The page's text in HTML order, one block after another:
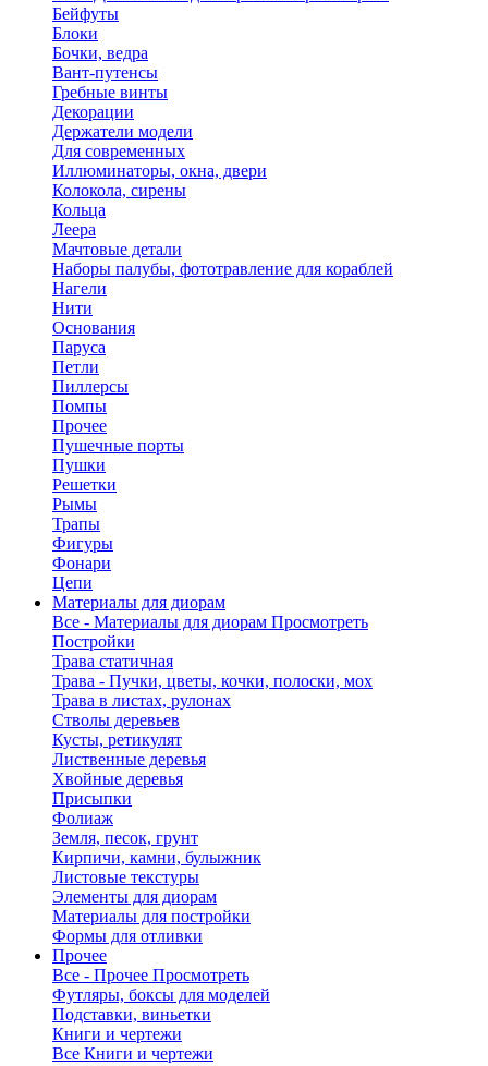
Бейфуты
Блоки
Бочки, ведра
Вант-путенсы
Гребные винты
Декорации
Держатели модели
Для современных
Иллюминаторы, окна, двери
Колокола, сирены
Кольца
Леера
Мачтовые детали
Наборы палубы, фототравление для кораблей
Нагели
Нити
Основания
Паруса
Петли
Пиллерсы
Помпы
Прочее
Пушечные порты
Пушки
Решетки
Рымы
Трапы
Фигуры
Фонари
Цепи
Материалы для диорам
Все - Материалы для диорам Просмотреть
Постройки
Трава статичная
Трава - Пучки, цветы, кочки, полоски, мох
Трава в листах, рулонах
Стволы деревьев
Кусты, ретикулят
Лиственные деревья
Хвойные деревья
Присыпки
Фолиаж
Земля, песок, грунт
Кирпичи, камни, булыжник
Листовые текстуры
Элементы для диорам
Материалы для постройки
Формы для отливки
Прочее
Все - Прочее Просмотреть
Футляры, боксы для моделей
Подставки, виньетки
Книги и чертежи
Все Книги и чертежи